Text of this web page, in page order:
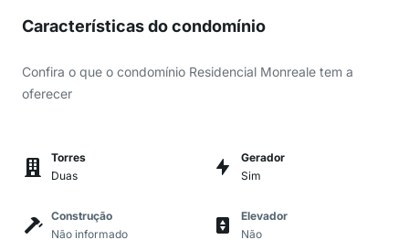
Características do condomínio
Confira o que o condomínio Residencial Monreale tem a
oferecer
Torres
Duas
Gerador
Sim
Construção
Não informado
Elevador
Não